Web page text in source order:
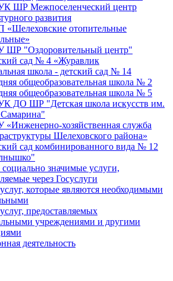
ШР Межпоселенческий центр
развития
отопительные
"Оздоровительный центр"
сад № 4 «Журавлик
школа - детский сад № 14
общеобразовательная школа № 2
общеобразовательная школа № 5
ДО ШР "Детская школа искусств им.
хозяйственная служба
Шелеховского района»
сад комбинированного вида № 12
значимые услуги,
через Госуслуги
которые являются необходимыми
предоставляемых
учреждениями и другими
деятельность